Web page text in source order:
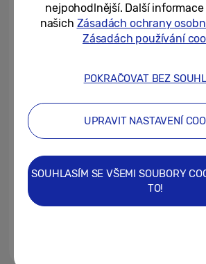
Chytré
Běhejte
které sledují
Rychlá cesta
hodinkami
nejpohodlnější. Další
našich Zásadách ochrany
Zásadách používání
POKRAČOVAT BEZ
UPRAVIT NASTAVENÍ
SOUHLASÍM SE VŠEMI SOUBORY
TO!